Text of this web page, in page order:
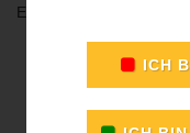
Einheit: Kiste à 25 Stk.